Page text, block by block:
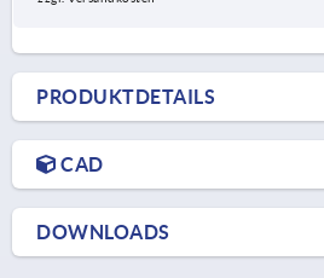
PRODUKTDETAILS
CAD
DOWNLOADS